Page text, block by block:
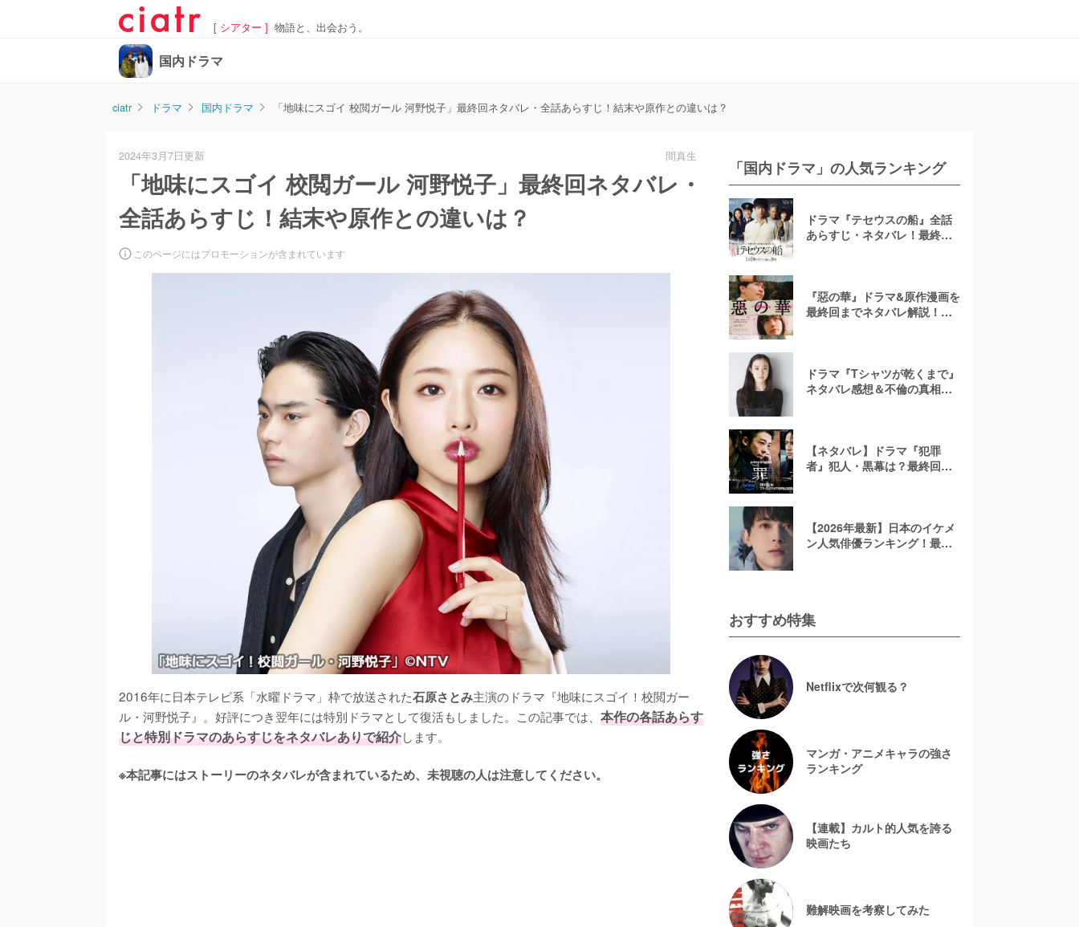
[ シアター ] 物語と、出会おう。
国内ドラマ
ciatr ドラマ 国内ドラマ 「地味にスゴイ 校閲ガール 河野悦子」最終回ネタバレ・全話あらすじ！結末や原作との違いは？
2024年3月7日更新 間真生
「地味にスゴイ 校閲ガール 河野悦子」最終回ネタバレ・
全話あらすじ！結末や原作との違いは？
このページにはプロモーションが含まれています
2016年に日本テレビ系「水曜ドラマ」枠で放送された石原さとみ主演のドラマ『地味にスゴイ！校閲ガー
ル・河野悦子』。好評につき翌年には特別ドラマとして復活もしました。この記事では、 本作の各話あらす
じと特別ドラマのあらすじをネタバレありで紹介します。
※本記事にはストーリーのネタバレが含まれているため、未視聴の人は注意してください。
「国内ドラマ」の人気ランキング
ドラマ『テセウスの船』全話
あらすじ・ネタバレ！最終回
『惡の華』ドラマ&原作漫画を
最終回までネタバレ解説！ア
ドラマ『Tシャツが乾くまで』
ネタバレ感想＆不倫の真相や
【ネタバレ】ドラマ『犯罪
者』犯人・黒幕は？最終回ラ
【2026年最新】日本のイケメ
ン人気俳優ランキング！最も
おすすめ特集
Netflixで次何観る？
マンガ・アニメキャラの強さ
ランキング
【連載】カルト的人気を誇る
映画たち
難解映画を考察してみた